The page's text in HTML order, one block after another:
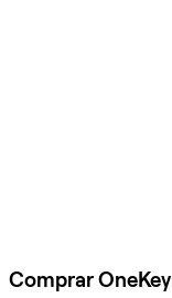
Comprar OneKey